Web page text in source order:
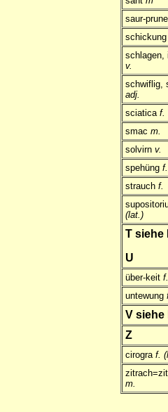
saur-
schickung
schlagen,
v.
schwiflig,
adj.
sciatica f.
smac m.
solvirn v.
spehüng f.
strauch f.
(lat.)
T siehe
U
über-keit f.
untewung
V siehe
Z
cirogra f.
m.